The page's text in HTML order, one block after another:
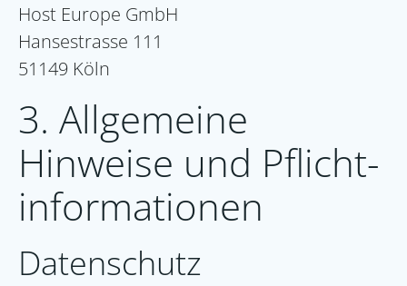
Host Europe GmbH
Hansestrasse 111
51149 Köln
3. Allgemeine
Hinweise und Pflicht­
informationen
Datenschutz